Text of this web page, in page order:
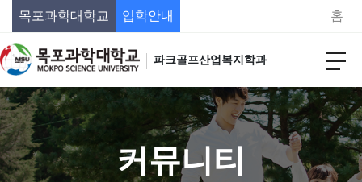
목포과학대학교 입학안내 홈
파크골프산업복지학과
커뮤니티